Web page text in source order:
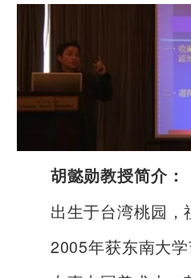
胡懿勋教授简介：
出生于台湾桃园，
2005年获东南大学